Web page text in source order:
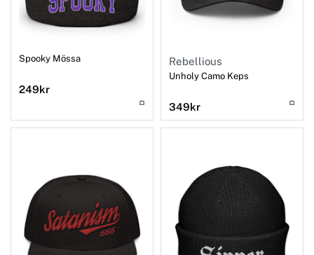
Spooky Mössa
249kr
Rebellious
Unholy Camo Keps
349kr